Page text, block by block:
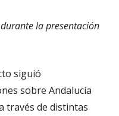
la presentación
siguió
sobre Andalucía
través de distintas